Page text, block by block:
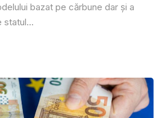
bazat pe cărbune dar și a
statul...